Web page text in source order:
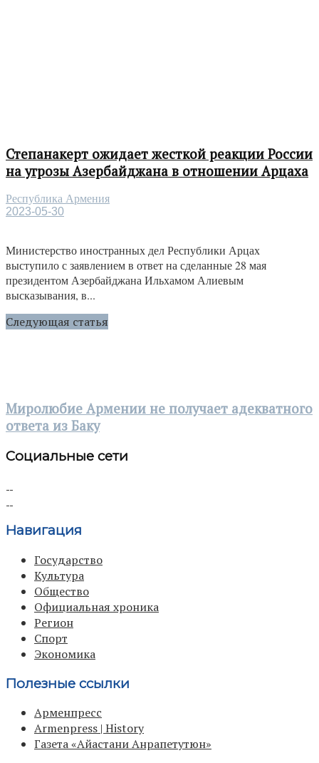
Степанакерт ожидает жесткой реакции России
на угрозы Азербайджана в отношении Арцаха
Республика Армения
2023-05-30
Министерство иностранных дел Республики Арцах
выступило с заявлением в ответ на сделанные 28 мая
президентом Азербайджана Ильхамом Алиевым
высказывания, в...
Следующая статья
Миролюбие Армении не получает адекватного
ответа из Баку
Социальные сети
Навигация
Государство
Культура
Общество
Официальная хроника
Регион
Спорт
Экономика
Полезные ссылки
Арменпресс
Armenpress | History
Газета «Айастани Анрапетутюн»